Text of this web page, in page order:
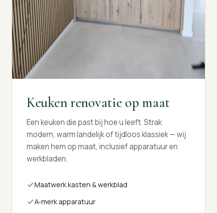
Keuken renovatie op maat
Een keuken die past bij hoe u leeft. Strak
modern, warm landelijk of tijdloos klassiek — wij
maken hem op maat, inclusief apparatuur en
werkbladen.
Maatwerk kasten & werkblad
A-merk apparatuur